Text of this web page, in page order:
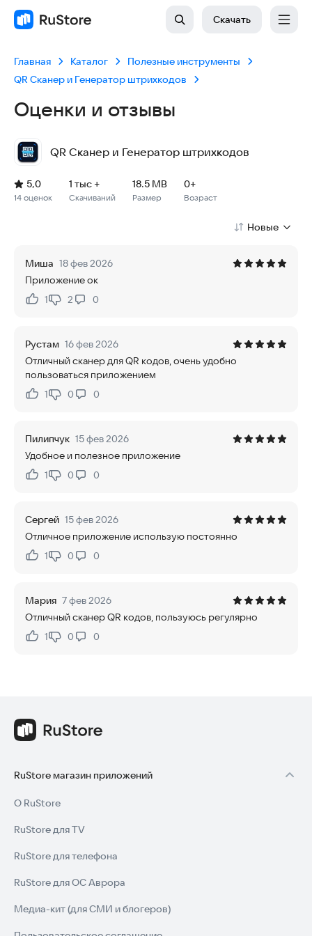
Скачать
Главная Каталог
Полезные инструменты
QR Сканер и Генератор штрихкодов
Оценки и отзывы
QR Сканер и Генератор штрихкодов
Рейтинг: 5,0, 14 оценок
Скачиваний: 1 тыс +
Размер файла: 18.5 MB
Возрастное ограничение: 18.5 MB
14 оценок
5,0
Скачиваний
1 тыс +
Размер
18.5 MB
Возраст
0+
Новые
Миша 18 фев 2026
Приложение ок
Нравится:
1Не нравится:
2 0
Рустам 16 фев 2026
Отличный сканер для QR кодов, очень удобно
пользоваться приложением
Нравится:
1Не нравится:
0 0
Пилипчук 15 фев 2026
Удобное и полезное приложение
Нравится:
1Не нравится:
0 0
Сергей 15 фев 2026
Отличное приложение использую постоянно
Нравится:
1Не нравится:
0 0
Мария 7 фев 2026
Отличный сканер QR кодов, пользуюсь регулярно
Нравится:
1Не нравится:
0 0
RuStore магазин приложений
О RuStore
RuStore для TV
RuStore для телефона
RuStore для ОС Аврора
Медиа-кит (для СМИ и блогеров)